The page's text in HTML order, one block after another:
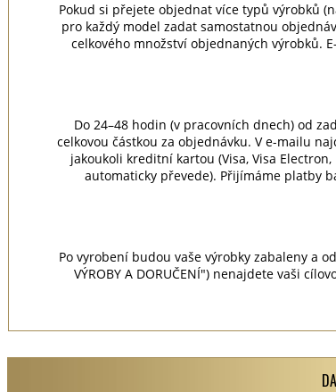
Pokud si přejete objednat více typů výrobků
pro každý model zadat samostatnou
celkového množství objednaných výrobků.
Do 24–48 hodin (v pracovních dnech) od
celkovou částkou za objednávku. V e-mailu
jakoukoli kreditní kartou (Visa, Visa
automaticky převede). Přijímáme platby
Po vyrobení budou vaše výrobky zabaleny a
VÝROBY A DORUČENÍ") nenajdete vaši